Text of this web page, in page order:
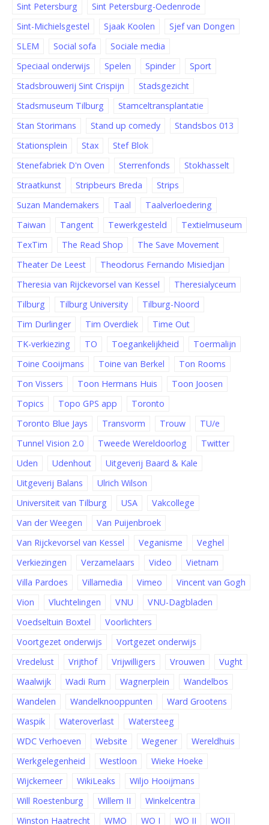
Sint Petersburg
Sint Petersburg-Oedenrode
Sint-Michielsgestel
Sjaak Koolen
Sjef van Dongen
SLEM
Social sofa
Sociale media
Speciaal onderwijs
Spelen Spinder
Sport
Stadsbrouwerij Sint Crispijn
Stadsgezicht
Stadsmuseum Tilburg
Stamceltransplantatie
Stan Storimans
Stand up comedy
Standsbos 013
Stationsplein
Stax
Stef Blok
Stenefabriek D'n Oven
Sterrenfonds
Stokhasselt
Straatkunst
Stripbeurs Breda
Strips
Suzan Mandemakers
Taal
Taalverloedering
Taiwan
Tangent Tewerkgesteld
Textielmuseum
TexTim
The Read Shop
The Save Movement
Theater De Leest
Theodorus Fernando Misiedjan
Theresia van Rijckevorsel van Kessel
Theresialyceum
Tilburg
Tilburg University
Tilburg-Noord
Tim Durlinger
Tim Overdiek
Time Out
TK-verkiezing
TO Toegankelijkheid
Toermalijn
Toine Cooijmans
Toine van Berkel
Ton Rooms
Ton Vissers
Toon Hermans Huis
Toon Joosen
Topics
Topo GPS app
Toronto
Toronto Blue Jays
Transvorm Trouw
TU/e
Tunnel Vision 2.0
Tweede Wereldoorlog
Twitter
Uden
Udenhout
Uitgeverij Baard & Kale
Uitgeverij Balans
Ulrich Wilson
Universiteit van Tilburg
USA
Vakcollege
Van der Weegen
Van Puijenbroek
Van Rijckevorsel van Kessel
Veganisme
Veghel
Verkiezingen
Verzamelaars Video
Vietnam
Villa Pardoes
Villamedia Vimeo
Vincent van Gogh
Vion
Vluchtelingen VNU
VNU-Dagbladen
Voedseltuin Boxtel
Voorlichters
Voortgezet onderwijs
Vortgezet onderwijs
Vredelust
Vrijthof Vrijwilligers Vrouwen
Vught
Waalwijk
Wadi Rum Wagnerplein
Wandelbos
Wandelen
Wandelknooppunten
Ward Grootens
Waspik
Wateroverlast
Watersteeg
WDC Verhoeven
Website Wegener
Wereldhuis
Werkgelegenheid
Westloon
Wieke Hoeke
Wijckemeer
WikiLeaks
Wiljo Hooijmans
Will Roestenburg
Willem II
Winkelcentra
Winston Haatrecht
WMO WO I WO II WOII